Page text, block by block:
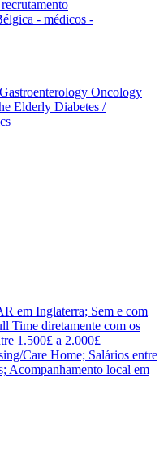
- médicos -
Oncology
Elderly Diabetes /
em Inglaterra; Sem e com
Time diretamente com os
1.500£ a 2.000£
Care Home; Salários entre
Acompanhamento local em